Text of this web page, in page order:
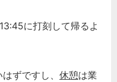
に打刻して帰るよ
ずですし、 休憩は業